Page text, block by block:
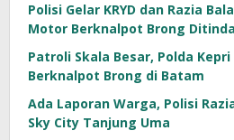
Polisi Gelar KRYD dan Razia
Motor Berknalpot Brong
Patroli Skala Besar, Polda
Berknalpot Brong di Batam
Ada Laporan Warga, Polisi
Sky City Tanjung Uma